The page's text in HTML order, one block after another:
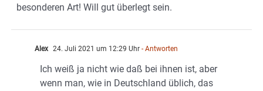
besonderen Art! Will gut überlegt sein.
Alex 24. Juli 2021 um 12:29 Uhr - Antworten
Ich weiß ja nicht wie daß bei ihnen ist, aber
wenn man, wie in Deutschland üblich, das